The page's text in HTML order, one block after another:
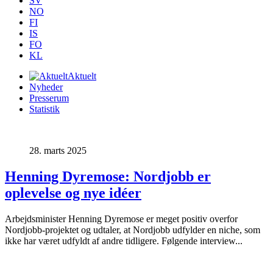
NO
FI
IS
FO
KL
Aktuelt
Nyheder
Presserum
Statistik
28. marts 2025
Henning Dyremose: Nordjobb er
oplevelse og nye idéer
Arbejdsminister Henning Dyremose er meget positiv overfor
Nordjobb-projektet og udtaler, at Nordjobb udfylder en niche, som
ikke har været udfyldt af andre tidligere. Følgende interview...